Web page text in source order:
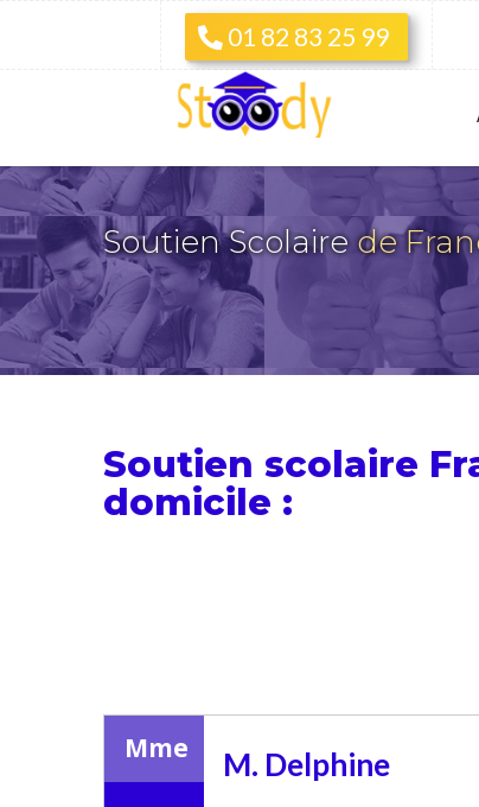
01 82 83 25 99
Soutien Scolairede
Soutien scolaire
domicile :
Mme M. Delphine